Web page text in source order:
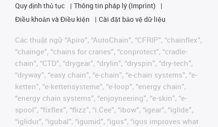
Quy định thủ tục
Thông tin pháp lý (Imprint)
Điều khoản và Điều kiện
Cài đặt bảo vệ dữ liệu
Các thuật ngữ “Apiro”, “AutoChain”, “CFRIP”, “chainflex”,
“chainge”, “chains for cranes”, “conprotect”, “cradle-
chain”, “CTD”, “drygear”, “drylin”, “dryspin”, “dry-tech”,
“dryway”, “easy chain”, “e-chain”, “e-chain systems”, “e-
ketten”, “e-kettensysteme”, “e-loop”, “energy chain”,
“energy chain systems”, “enjoyneering”, “e-skin”, “e-
spool”, “fixflex”, “flizz”, “i.Cee”, “ibow”, “igear”, “iglide”,
“iglidur”, “igubal”, “igumid”, “igus”, “igus improves what